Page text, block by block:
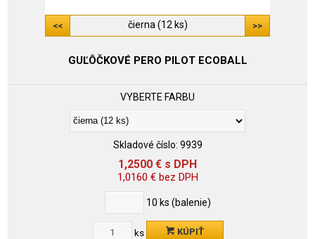
čierna (12 ks)
GUĽÔČKOVÉ PERO PILOT ECOBALL
VYBERTE FARBU
Skladové číslo: 9939
1,2500 € s DPH
1,0160 €bez DPH
10 ks (balenie)
ks KÚPIŤ